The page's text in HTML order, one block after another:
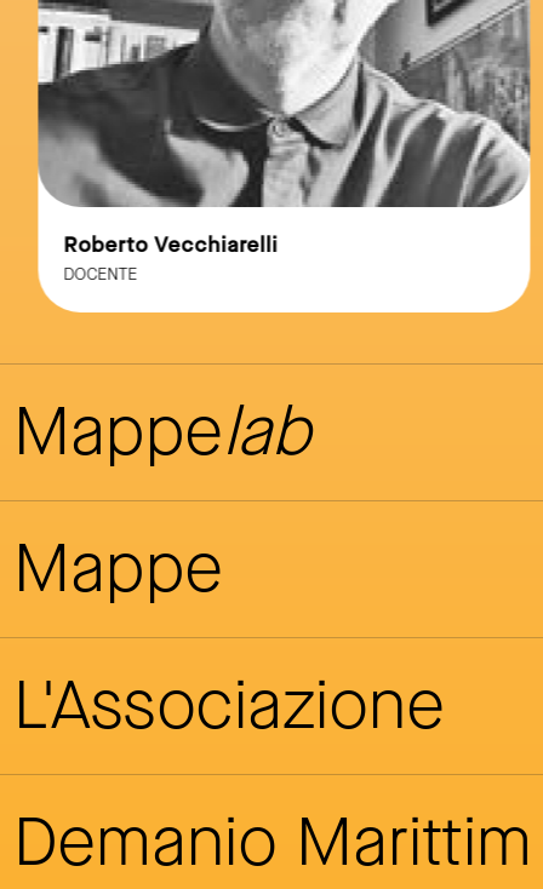
Roberto Vecchiarelli
DOCENTE
Mappelab
Mappe
L'Associazione
Demanio